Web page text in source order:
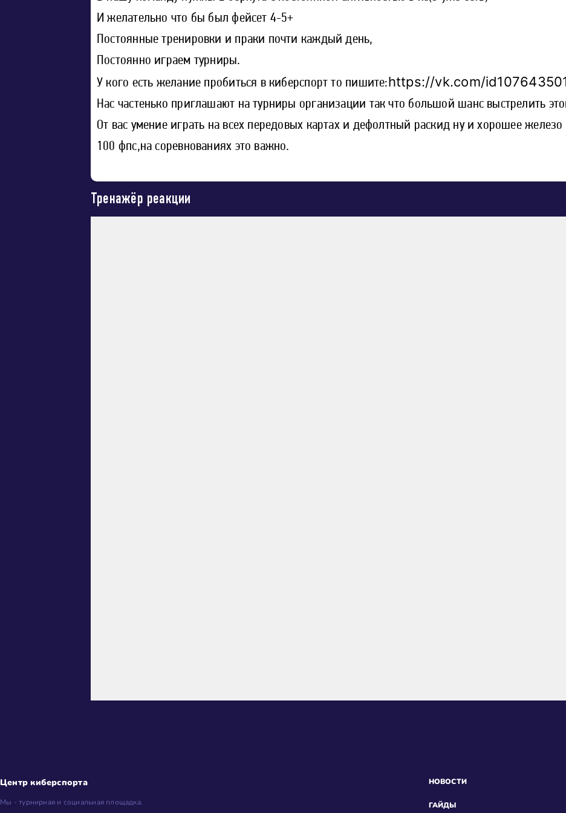
И желательно что бы был фейсет 4-5+
Постоянные тренировки и праки почти каждый день,
Постоянно играем турниры.
У кого есть желание пробиться в киберспорт то пишите:https://vk.com/
Нас частенько приглашают на турниры организации так что большой шанс выстрелить
От вас умение играть на всех передовых картах и дефолтный раскид ну и хорошее
100 фпс,на соревнованиях это важно.
Тренажёр реакции
Центр киберспорта
Мы - турнирная и социальная площадка.
НОВОСТИ
ГАЙДЫ